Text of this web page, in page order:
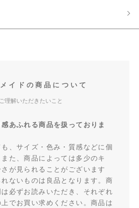
イドの商品について
ご理解いただきたいこと
あふれる商品を扱っておりま
、サイズ・色み・質感などに個
た、商品によっては多少のキ
が見られることがございます
ないものは良品となります。商
必ずお読みいただき、それぞれ
でお買い求めください。商品は